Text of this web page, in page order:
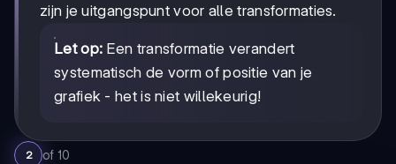
zijn je uitgangspunt voor alle transformaties.
Let op: Een transformatie verandert
systematisch de vorm of positie van je
grafiek - het is niet willekeurig!
2 of 10